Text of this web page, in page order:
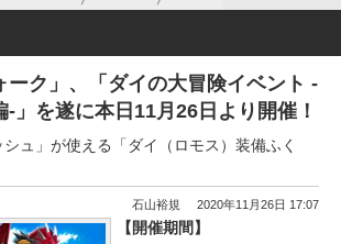
ーク」、「ダイの大冒険イベント -
-」を遂に本日11月26日より開催！
シュ」が使える「ダイ（ロモス）装備ふく
石山裕規 2020年11月26日 17:07
【開催期間】